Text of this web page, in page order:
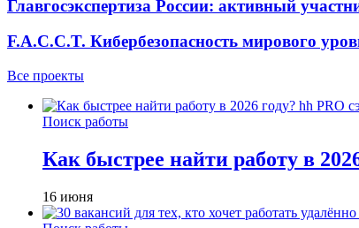
Главгосэкспертиза России: активный
F.A.C.C.T. Кибербезопасность мирового
Все проекты
Поиск работы
Как быстрее найти работу в
16 июня